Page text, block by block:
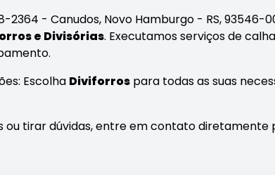
2364 - Canudos, Novo Hamburgo - RS,
e Divisórias. Executamos serviços de
Escolha Diviforros para todas as suas
ou tirar dúvidas, entre em contato diretamente